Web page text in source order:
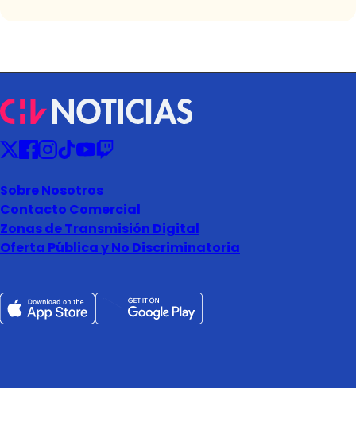
Sobre Nosotros
Contacto Comercial
Zonas de Transmisión Digital
Oferta Pública y No Discriminatoria